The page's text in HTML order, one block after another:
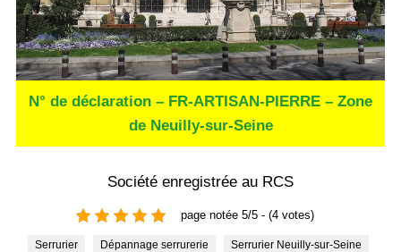
N° de déclaration – FR-ARTISAN-PIERRE – Zone
de Neuilly-sur-Seine
Société enregistrée au RCS
page notée 5/5 - (4 votes)
Serrurier Dépannage serrurerie Serrurier Neuilly-sur-Seine